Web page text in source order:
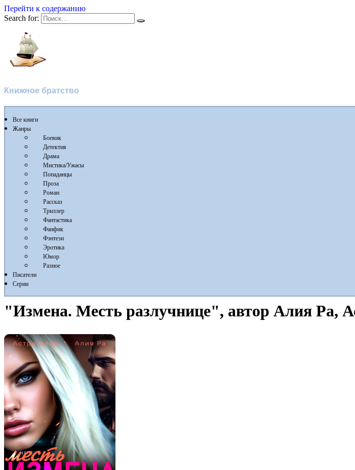
Перейти к содержанию
Search for:
Книжное братство
Все книги
Жанры
Боевик
Детектив
Драма
Мистика/Ужасы
Попаданцы
Проза
Роман
Рассказ
Триллер
Фантастика
Фанфик
Фэнтези
Эротика
Юмор
Разное
Писатели
Серии
"Измена. Месть разлучнице", автор Алия Ра,